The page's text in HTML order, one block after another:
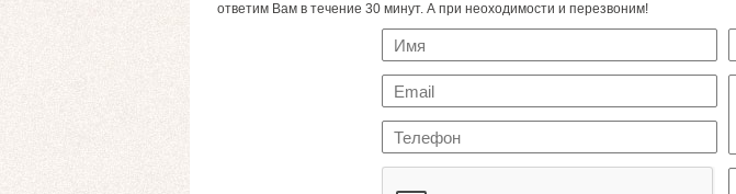
ответим Вам в течение 30 минут. А при неоходимости и перезвоним!